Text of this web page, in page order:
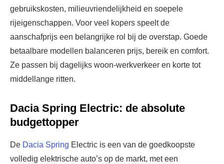
gebruikskosten, milieuvriendelijkheid en soepele
rijeigenschappen. Voor veel kopers speelt de
aanschafprijs een belangrijke rol bij de overstap. Goede
betaalbare modellen balanceren prijs, bereik en comfort.
Ze passen bij dagelijks woon-werkverkeer en korte tot
middellange ritten.
Dacia Spring Electric: de absolute
budgettopper
De Dacia Spring Electric is een van de goedkoopste
volledig elektrische auto’s op de markt, met een